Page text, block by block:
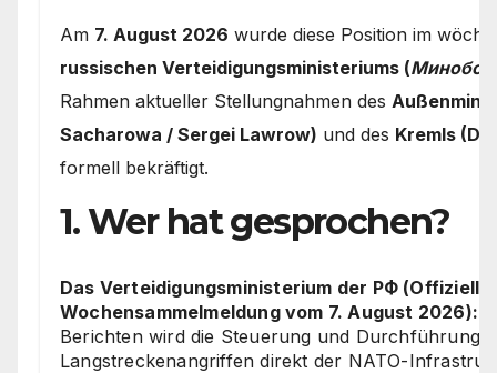
Am 7. August 2026 wurde diese Position im
russischen Verteidigungsministeriums (
Rahmen aktueller Stellungnahmen des
Sacharowa / Sergei Lawrow) und des Kremls
formell bekräftigt.
1. Wer hat gesprochen?
Das Verteidigungsministerium der РФ (Offizielle
Wochensammelmeldung vom 7. August 2026):
Berichten wird die Steuerung und Durchführung
Langstreckenangriffen direkt der NATO-